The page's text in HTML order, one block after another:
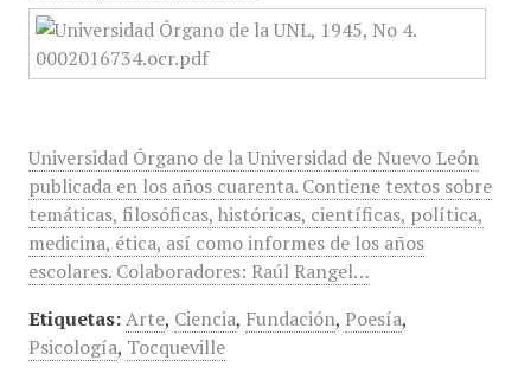
Universidad Órgano de la Universidad de Nuevo León
publicada en los años cuarenta. Contiene textos sobre
temáticas, filosóficas, históricas, científicas, política,
medicina, ética, así como informes de los años
escolares. Colaboradores: Raúl Rangel…
Etiquetas: Arte, Ciencia, Fundación, Poesía,
Psicología, Tocqueville